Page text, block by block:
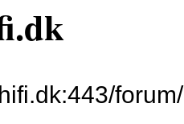
forum/